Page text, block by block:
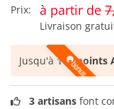
Prix:
à partir de
Livraison
Jusqu'à118 points
3 artisans font